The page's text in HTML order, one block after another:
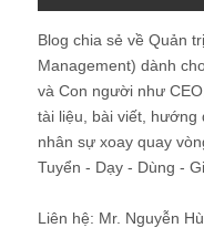
Blog chia sẻ về Quản
Management) dành
và Con người như
tài liệu, bài viết, hướng
nhân sự xoay quay
Tuyển - Dạy - Dùng -
Liên hệ: Mr. Nguyễn